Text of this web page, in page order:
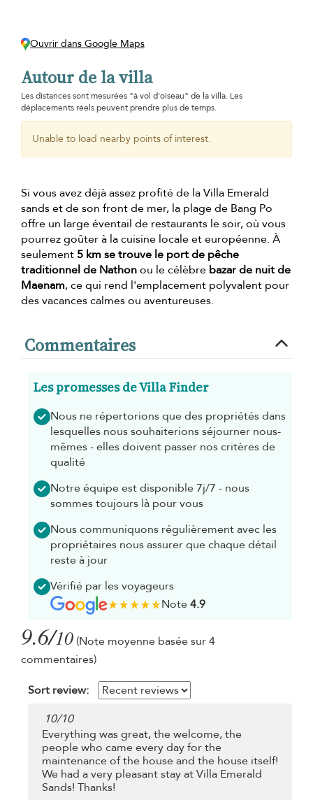
Ouvrir dans Google Maps
Autour de la villa
Les distances sont mesurées "à vol d'oiseau" de la villa. Les
déplacements réels peuvent prendre plus de temps.
Unable to load nearby points of interest.
Si vous avez déjà assez profité de la Villa Emerald
sands et de son front de mer, la plage de Bang Po
offre un large éventail de restaurants le soir, où vous
pourrez goûter à la cuisine locale et européenne. À
seulement5 km se trouve le port de pêche
traditionnel de Nathonou le célèbre bazar de nuit de
Maenam, ce qui rend l'emplacement polyvalent pour
des vacances calmes ou aventureuses.
Commentaires
Les promesses de Villa Finder
Nous ne répertorions que des propriétés dans
lesquelles nous souhaiterions séjourner nous-
mêmes - elles doivent passer nos critères de
qualité
Notre équipe est disponible 7j/7 - nous
sommes toujours là pour vous
Nous communiquons régulièrement avec les
propriétaires nous assurer que chaque détail
reste à jour
Vérifié par les voyageurs
Note4.9
9.6/10 (Note moyenne basée sur 4
commentaires)
Sort review:
10/10
Everything was great, the welcome, the
people who came every day for the
maintenance of the house and the house itself!
We had a very pleasant stay at Villa Emerald
Sands! Thanks!